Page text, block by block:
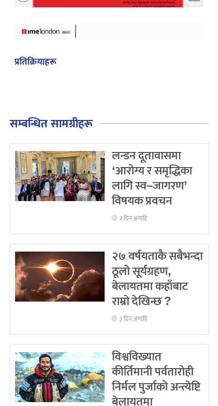
प्रतिक्रियाहरू
सम्बन्धित सामग्रीहरू
लन्डन दूतावासमा
‘आरोग्य र समृद्धिका
लागि स्व–जागरण’
विषयक प्रवचन
२ दिन अगाडि
२७ वर्षयताकै सबैभन्दा
ठूलो सूर्यग्रहण,
बेलायतमा कहाँबाट
राम्रो देखिन्छ ?
३ दिन अगाडि
विश्वविख्यात
कीर्तिमानी पर्वतारोही
निर्मल पुर्जाको अन्त्येष्टि
बेलायतमा